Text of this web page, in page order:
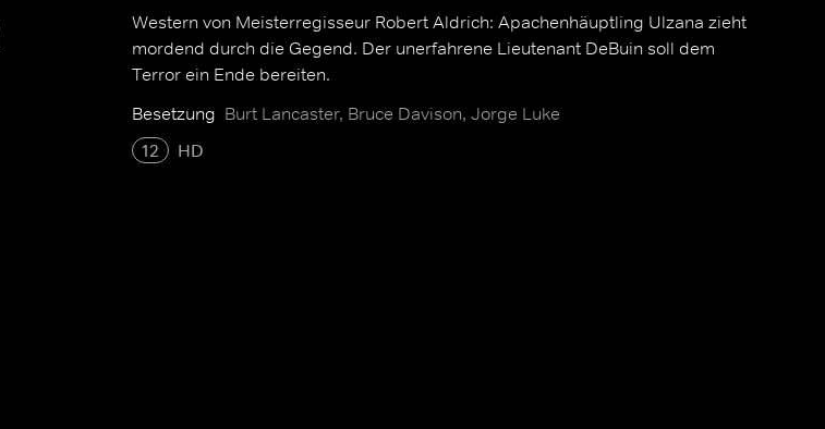
Western von Meisterregisseur Robert Aldrich: Apachenhäuptling Ulzana zieht
mordend durch die Gegend. Der unerfahrene Lieutenant DeBuin soll dem
Terror ein Ende bereiten.
Besetzung Burt Lancaster, Bruce Davison, Jorge Luke
12
HD